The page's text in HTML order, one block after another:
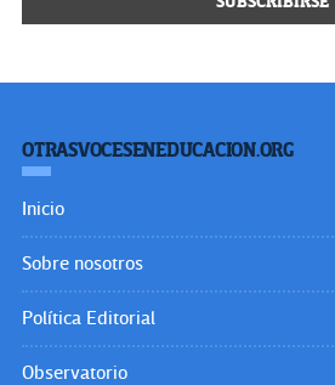
OTRASVOCESENEDUCACION.ORG
Inicio
Sobre nosotros
Política Editorial
Observatorio